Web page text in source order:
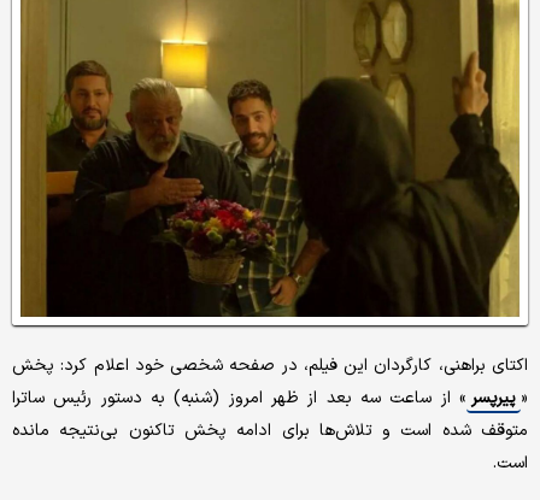
اکتای براهنی، کارگردان این فیلم، در صفحه شخصی خود اعلام کرد: پخش
« پیرپسر » از ساعت سه بعد از ظهر امروز (شنبه) به دستور رئیس ساترا
متوقف شده است و تلاش‌ها برای ادامه پخش تاکنون بی‌نتیجه مانده
است.